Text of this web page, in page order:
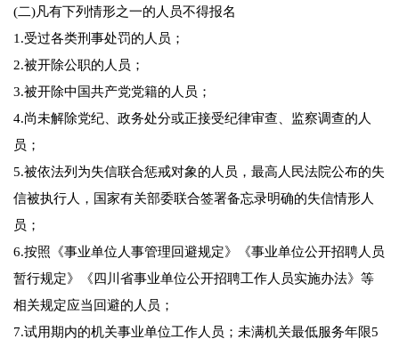
(二)凡有下列情形之一的人员不得报名
1.受过各类刑事处罚的人员；
2.被开除公职的人员；
3.被开除中国共产党党籍的人员；
4.尚未解除党纪、政务处分或正接受纪律审查、监察调查的人
员；
5.被依法列为失信联合惩戒对象的人员，最高人民法院公布的失
信被执行人，国家有关部委联合签署备忘录明确的失信情形人
员；
6.按照《事业单位人事管理回避规定》《事业单位公开招聘人员
暂行规定》《四川省事业单位公开招聘工作人员实施办法》等
相关规定应当回避的人员；
7.试用期内的机关事业单位工作人员；未满机关最低服务年限5